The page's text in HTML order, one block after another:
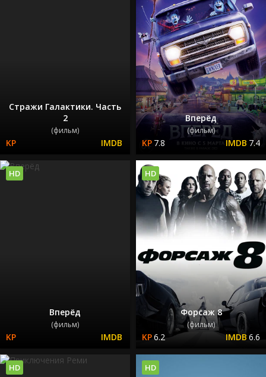
Стражи Галактики. Часть
2
(фильм)
Вперёд
(фильм)
7.8 7.4
Вперёд
(фильм)
HD
Форсаж 8
(фильм)
6.2 6.6
HD
HD HD